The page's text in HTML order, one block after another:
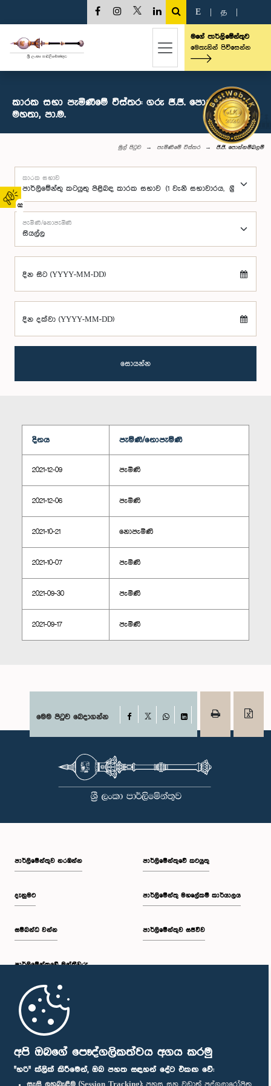
අපි ඔබගේ පෞද්ගලිකත්වය අගය කරමු
"හරි" ක්ලික් කිරීමෙන්, ඔබ පහත සඳහන් දේට එකඟ වේ:
02
E த
මගේ පාර්ලිමේන්තුව
මෙතැනින් පිවිසෙන්න
කාරක සභා පැමිණීමේ විස්තර: ගරු ජී.ජී. පොන්නම්බලම්
මහතා, පා.ම.
මුල් පිටුව පැමිණීමේ විස්තර ජී.ජී. පොන්නම්බලම්
කාරක සභාව
පැමිණි/නොපැමිණි
දින සිට (YYYY-MM-DD)
දින දක්වා (YYYY-MM-DD)
සොයන්න
දිනය පැමිණි/නොපැමිණි
2021-12-09 පැමිණි
2021-12-06 පැමිණි
2021-10-21 නොපැමිණි
2021-10-07 පැමිණි
2021-09-30 පැමිණි
2021-09-17 පැමිණි
මෙම පිටුව බෙදාගන්න Facebook
WhatsAppLinkedIn
පාර්ලි‌මේන්තුව නරඹන්න
දැනුමට
සම්බන්ධ වන්න
පාර්ලි‌මේන්තුවේ මන්ත්‍රීවරු
මුල් පිටුව
පාර්ලිමේන්තුවේ කටයුතු
පාර්ලිමේන්තු මහලේකම් කාර්යාලය
පාර්ලිමේන්තුව සජීවීව
පාර්ලිමේන්තු ජංගම යෙදුම